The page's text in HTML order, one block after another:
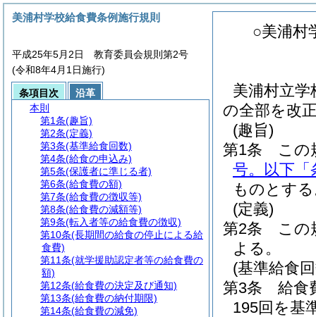
○美浦村
美浦村立学
の全部を改
(趣旨)
第1条
この
号。以下「
ものとす
(定義)
第2条
この
よる。
(基準給食
第3条
給食
195回を基
美浦村学校給食費条例施行規則
平成25年5月2日 教育委員会規則第2号
(令和8年4月1日施行)
条項目次
沿革
本則
第1条(趣旨)
第2条(定義)
第3条(基準給食回数)
第4条(給食の申込み)
第5条(保護者に準じる者)
第6条(給食費の額)
第7条(給食費の徴収等)
第8条(給食費の減額等)
第9条(転入者等の給食費の徴収)
第10条(長期間の給食の停止による給
食費)
第11条(就学援助認定者等の給食費の
額)
第12条(給食費の決定及び通知)
第13条(給食費の納付期限)
第14条(給食費の減免)